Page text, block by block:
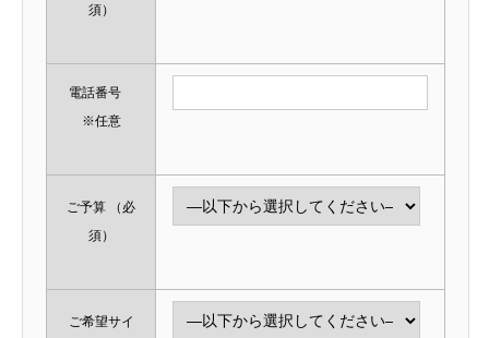
須）
電話番号
※任意
ご予算
（必
須）
ご希望サイ